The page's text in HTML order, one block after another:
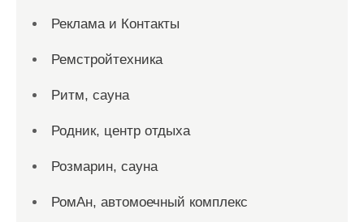
Реклама и Контакты
Ремстройтехника
Ритм, сауна
Родник, центр отдыха
Розмарин, сауна
РомАн, автомоечный комплекс